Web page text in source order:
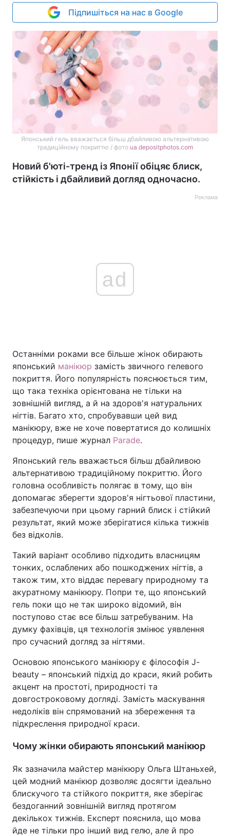
Підпишіться на нас в Google
Японський гель вважається більш дбайливою альтернативою
традиційному покриттю / фото ua.depositphotos.com
Новий б'юті-тренд із Японії обіцяє блиск,
стійкість і дбайливий догляд одночасно.
Реклама
ad
Останніми роками все більше жінок обирають
японський манікюр замість звичного гелевого
покриття. Його популярність пояснюється тим,
що така техніка орієнтована не тільки на
зовнішній вигляд, а й на здоров'я натуральних
нігтів. Багато хто, спробувавши цей вид
манікюру, вже не хоче повертатися до колишніх
процедур, пише журнал Parade.
Японський гель вважається більш дбайливою
альтернативою традиційному покриттю. Його
головна особливість полягає в тому, що він
допомагає зберегти здоров'я нігтьової пластини,
забезпечуючи при цьому гарний блиск і стійкий
результат, який може зберігатися кілька тижнів
без відколів.
Такий варіант особливо підходить власницям
тонких, ослаблених або пошкоджених нігтів, а
також тим, хто віддає перевагу природному та
акуратному манікюру. Попри те, що японський
гель поки що не так широко відомий, він
поступово стає все більш затребуваним. На
думку фахівців, ця технологія змінює уявлення
про сучасний догляд за нігтями.
Основою японського манікюру є філософія J-
beauty – японський підхід до краси, який робить
акцент на простоті, природності та
довгостроковому догляді. Замість маскування
недоліків він спрямований на збереження та
підкреслення природної краси.
Чому жінки обирають японський манікюр
Як зазначила майстер манікюру Ольга Штаньхей,
цей модний манікюр дозволяє досягти ідеально
блискучого та стійкого покриття, яке зберігає
бездоганний зовнішній вигляд протягом
декількох тижнів. Експерт пояснила, що мова
йде не тільки про інший вид гелю, але й про